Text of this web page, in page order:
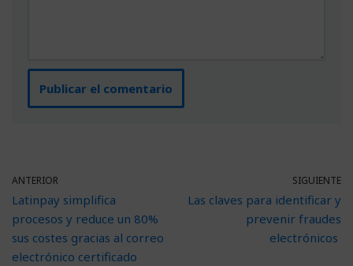
ANTERIOR
Latinpay simplifica
procesos y reduce un 80%
sus costes gracias al correo
electrónico certificado
SIGUIENTE
Las claves para identificar y
prevenir fraudes
electrónicos